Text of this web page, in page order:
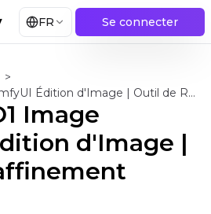
FR Se connecter
>
HiDream O1 Image ComfyUI Édition d'Image | Outil de Raffinement Intelligent
Image
d'Image |